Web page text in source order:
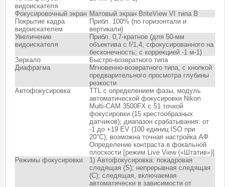
видоискателя
Фокусировочный экран Матовый экран BriteView VI типа B
Покрытие кадра
видоискателем
Прибл. 100% (по горизонтали и
вертикали)
Увеличение
видоискателя
Прибл. 0,7-кратное (для 50-мм
объектива с f/1,4, сфокусированного на
бесконечность; с коррекцией -1 м-1)
Зеркало
Быстро-возвратного типа
Диафрагма
Мгновенно-возвратного типа, с кнопкой
предварительного просмотра глубины
резкости
Автофокусировка
TTL с определением фазы, модуль
автоматической фокусировки Nikon
Multi-CAM 3500FX с 51 точкой
фокусировки (15 крестообразных
датчиков); диапазон срабатывания: от
-1 до +19 EV (100 единиц ISO при
20°C); возможна точная настройка АФ
Определение контраста в фокальной
плоскости [режим Live View («Штатив»)]
Режимы фокусировки
1) Автофокусировка: покадровая
следящая (S); непрерывная следящая
(C); следящая, включаемая
автоматически в зависимости от